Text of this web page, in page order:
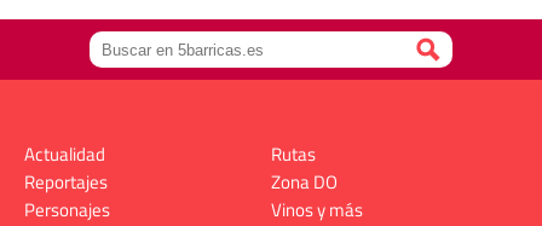
Actualidad
Reportajes
Personajes
Rutas
Zona DO
Vinos y más